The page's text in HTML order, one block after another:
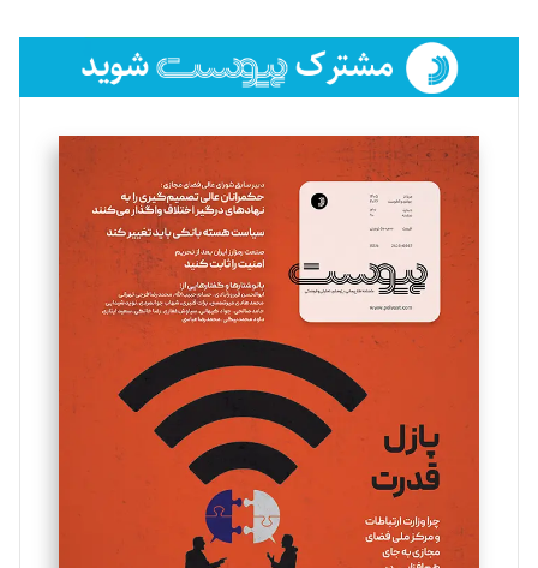
فائزه فتحی رستمی
تحریریه
سروش کرمیان
تحریریه
مینا پاکدل
یسنا امان‌پور
تحریریه
ملینا جعفری